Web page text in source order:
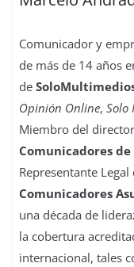
Comunicador y
de más de 14 años
de
Opinión Online,Solo
Miembro del
Comunicadores
Representante Legal
Comunicadores
una década de
la cobertura
internacional, tales